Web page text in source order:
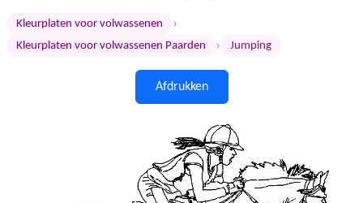
Kleurplaten voor volwassenen ›
Kleurplaten voor volwassenen Paarden › Jumping
Afdrukken